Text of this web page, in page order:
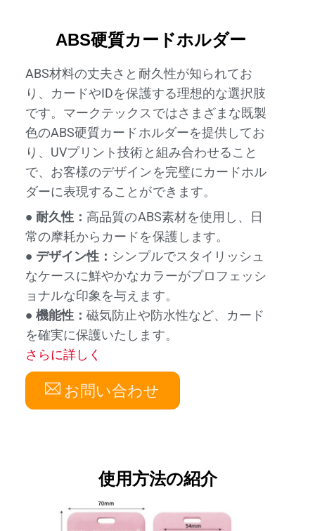
ABS硬質カードホルダー
ABS材料の丈夫さと耐久性が知られてお
り、カードやIDを保護する理想的な選択肢
です。マークテックスではさまざまな既製
色のABS硬質カードホルダーを提供してお
り、UVプリント技術と組み合わせること
で、お客様のデザインを完璧にカードホル
ダーに表現することができます。
● 耐久性： 高品質のABS素材を使用し、日
常の摩耗からカードを保護します。
● デザイン性： シンプルでスタイリッシュ
なケースに鮮やかなカラーがプロフェッシ
ョナルな印象を与えます。
● 機能性：磁気防止や防水性など、カード
を確実に保護いたします。
さらに詳しく
お問い合わせ
使用方法の紹介